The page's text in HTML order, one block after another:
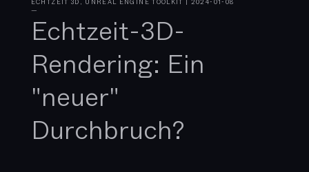
—
Echtzeit-3D-
Rendering: Ein
"neuer"
Durchbruch?